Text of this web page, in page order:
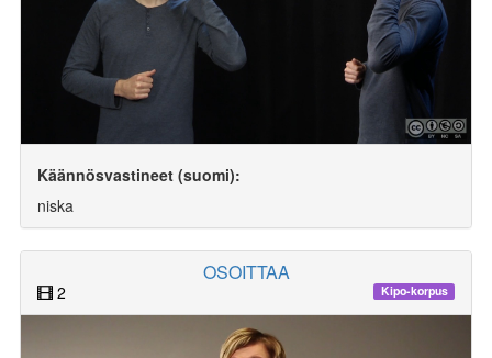
Käännösvastineet (suomi):
niska
OSOITTAA
2 Kipo-korpus